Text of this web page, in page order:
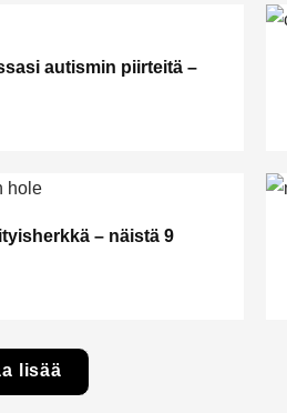
autismin piirteitä –
– näistä 9
lisää